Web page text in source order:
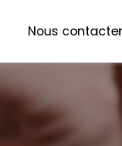
Nous contacter